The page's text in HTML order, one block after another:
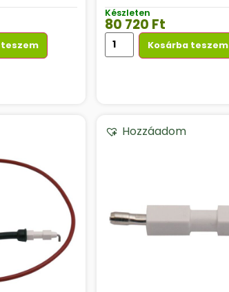
teszem
Készleten
80 720 Ft
Kosárba teszem
Hozzáadom